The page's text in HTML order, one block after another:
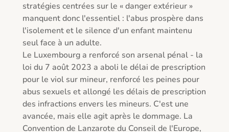
stratégies centrées sur le « danger extérieur »
manquent donc l'essentiel : l'abus prospère dans
l'isolement et le silence d'un enfant maintenu
seul face à un adulte.
Le Luxembourg a renforcé son arsenal pénal - la
loi du 7 août 2023 a aboli le délai de prescription
pour le viol sur mineur, renforcé les peines pour
abus sexuels et allongé les délais de prescription
des infractions envers les mineurs. C'est une
avancée, mais elle agit après le dommage. La
Convention de Lanzarote du Conseil de l'Europe,